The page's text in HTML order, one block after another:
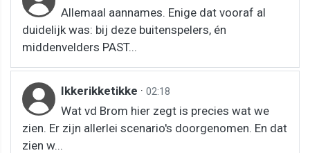
Allemaal aannames. Enige dat vooraf al
duidelijk was: bij deze buitenspelers, én
middenvelders PAST...
Ikkerikketikke · 02:18
Wat vd Brom hier zegt is precies wat we
zien. Er zijn allerlei scenario's doorgenomen. En dat
zien w...